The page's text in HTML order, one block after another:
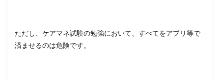
ただし、ケアマネ試験の勉強において、すべてをアプリ等で
済ませるのは危険です。